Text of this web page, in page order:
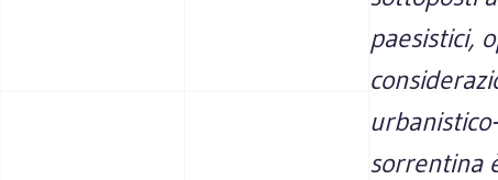
paesistici,
sorrentina